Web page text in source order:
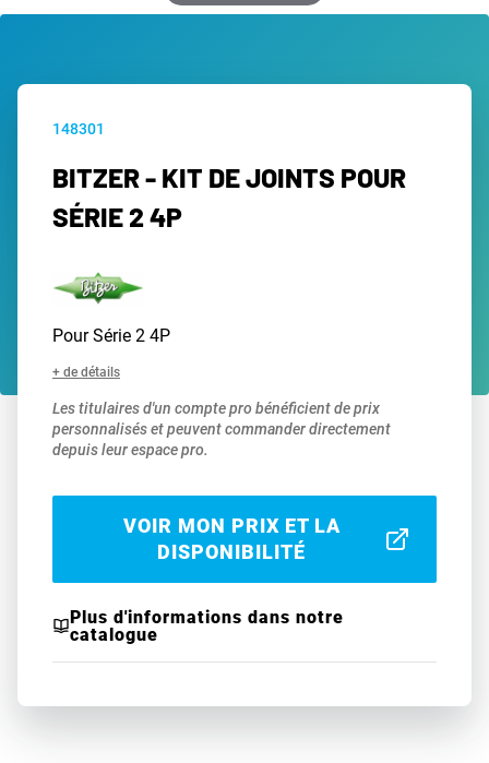
148301
BITZER - KIT DE JOINTS POUR
SÉRIE 2 4P
Pour Série 2 4P
+ de détails
Les titulaires d'un compte pro bénéficient de prix
personnalisés et peuvent commander directement
depuis leur espace pro.
VOIR MON PRIX ET LA
DISPONIBILITÉ
Plus d'informations dans notre
catalogue